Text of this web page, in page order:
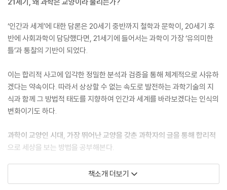
‘인간과 세계’에 대한 담론은 20세기 중반까지 철학과 문학이, 20세기 후
반에 사회과학이 담당했다면, 21세기에 들어서는 과학이 가장 ‘유의미한
틀’과 통찰의 기반이 되었다.
이는 합리적 사고에 입각한 정밀한 분석과 검증을 통해 체계적으로 사유하
겠다는 약속이다. 따라서 상상할 수 없는 속도로 발전하는 과학기술의 지
식과 함께 그 방법적 태도를 지향하여 인간과 세계를 바라보겠다는 인식의
변화이기도 하다.
과학이 교양인 시대, 가장 뛰어난 교양을 갖춘 과학자의 글을 통해 합리적
으로 세상을 보는 방법을 공부해본다.
김상욱 교수는 과학과 인문학의 중간에서 그 경계를 흐트러뜨리려 한다.
냉철한 과학자의 두뇌로 뜨겁게 삶을 마주하는 김상욱 이야말로 다가올
책소개 더보기